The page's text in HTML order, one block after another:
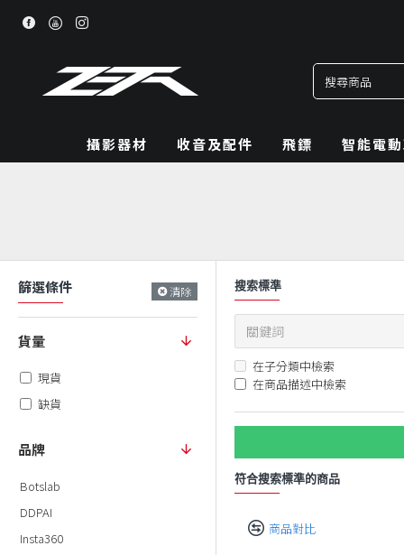
攝影器材 收音及配件 飛鏢 智能電
篩選條件 清除
品牌
Botslab
DDPAI
Insta360
貨量
現貨
缺貨
搜索標準
在子分類中檢索
在商品描述中檢索
符合搜索標準的商品
商品對比